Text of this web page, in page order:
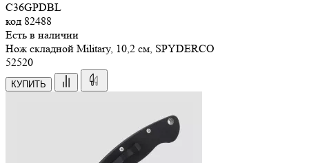
C36GPDBL
код 82488
Есть в наличии
Нож складной Military, 10,2 см, SPYDERCO
52520
КУПИТЬ